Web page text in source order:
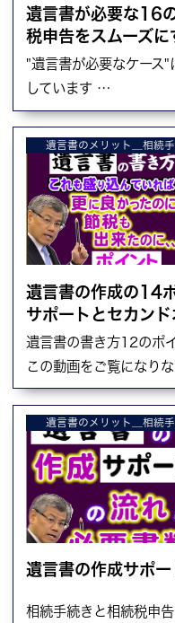
遺言書が必要な16
税申告をスムーズに
"遺言書が必要なケース"
しています …
遺言書のメリット＿相続
遺言書の作成の14
サポートとセカン
遺言書の書き方12のポ
この動画をご覧になり
遺言書のメリット＿相続
遺言書の作成サポ
相続手続きと相続税申